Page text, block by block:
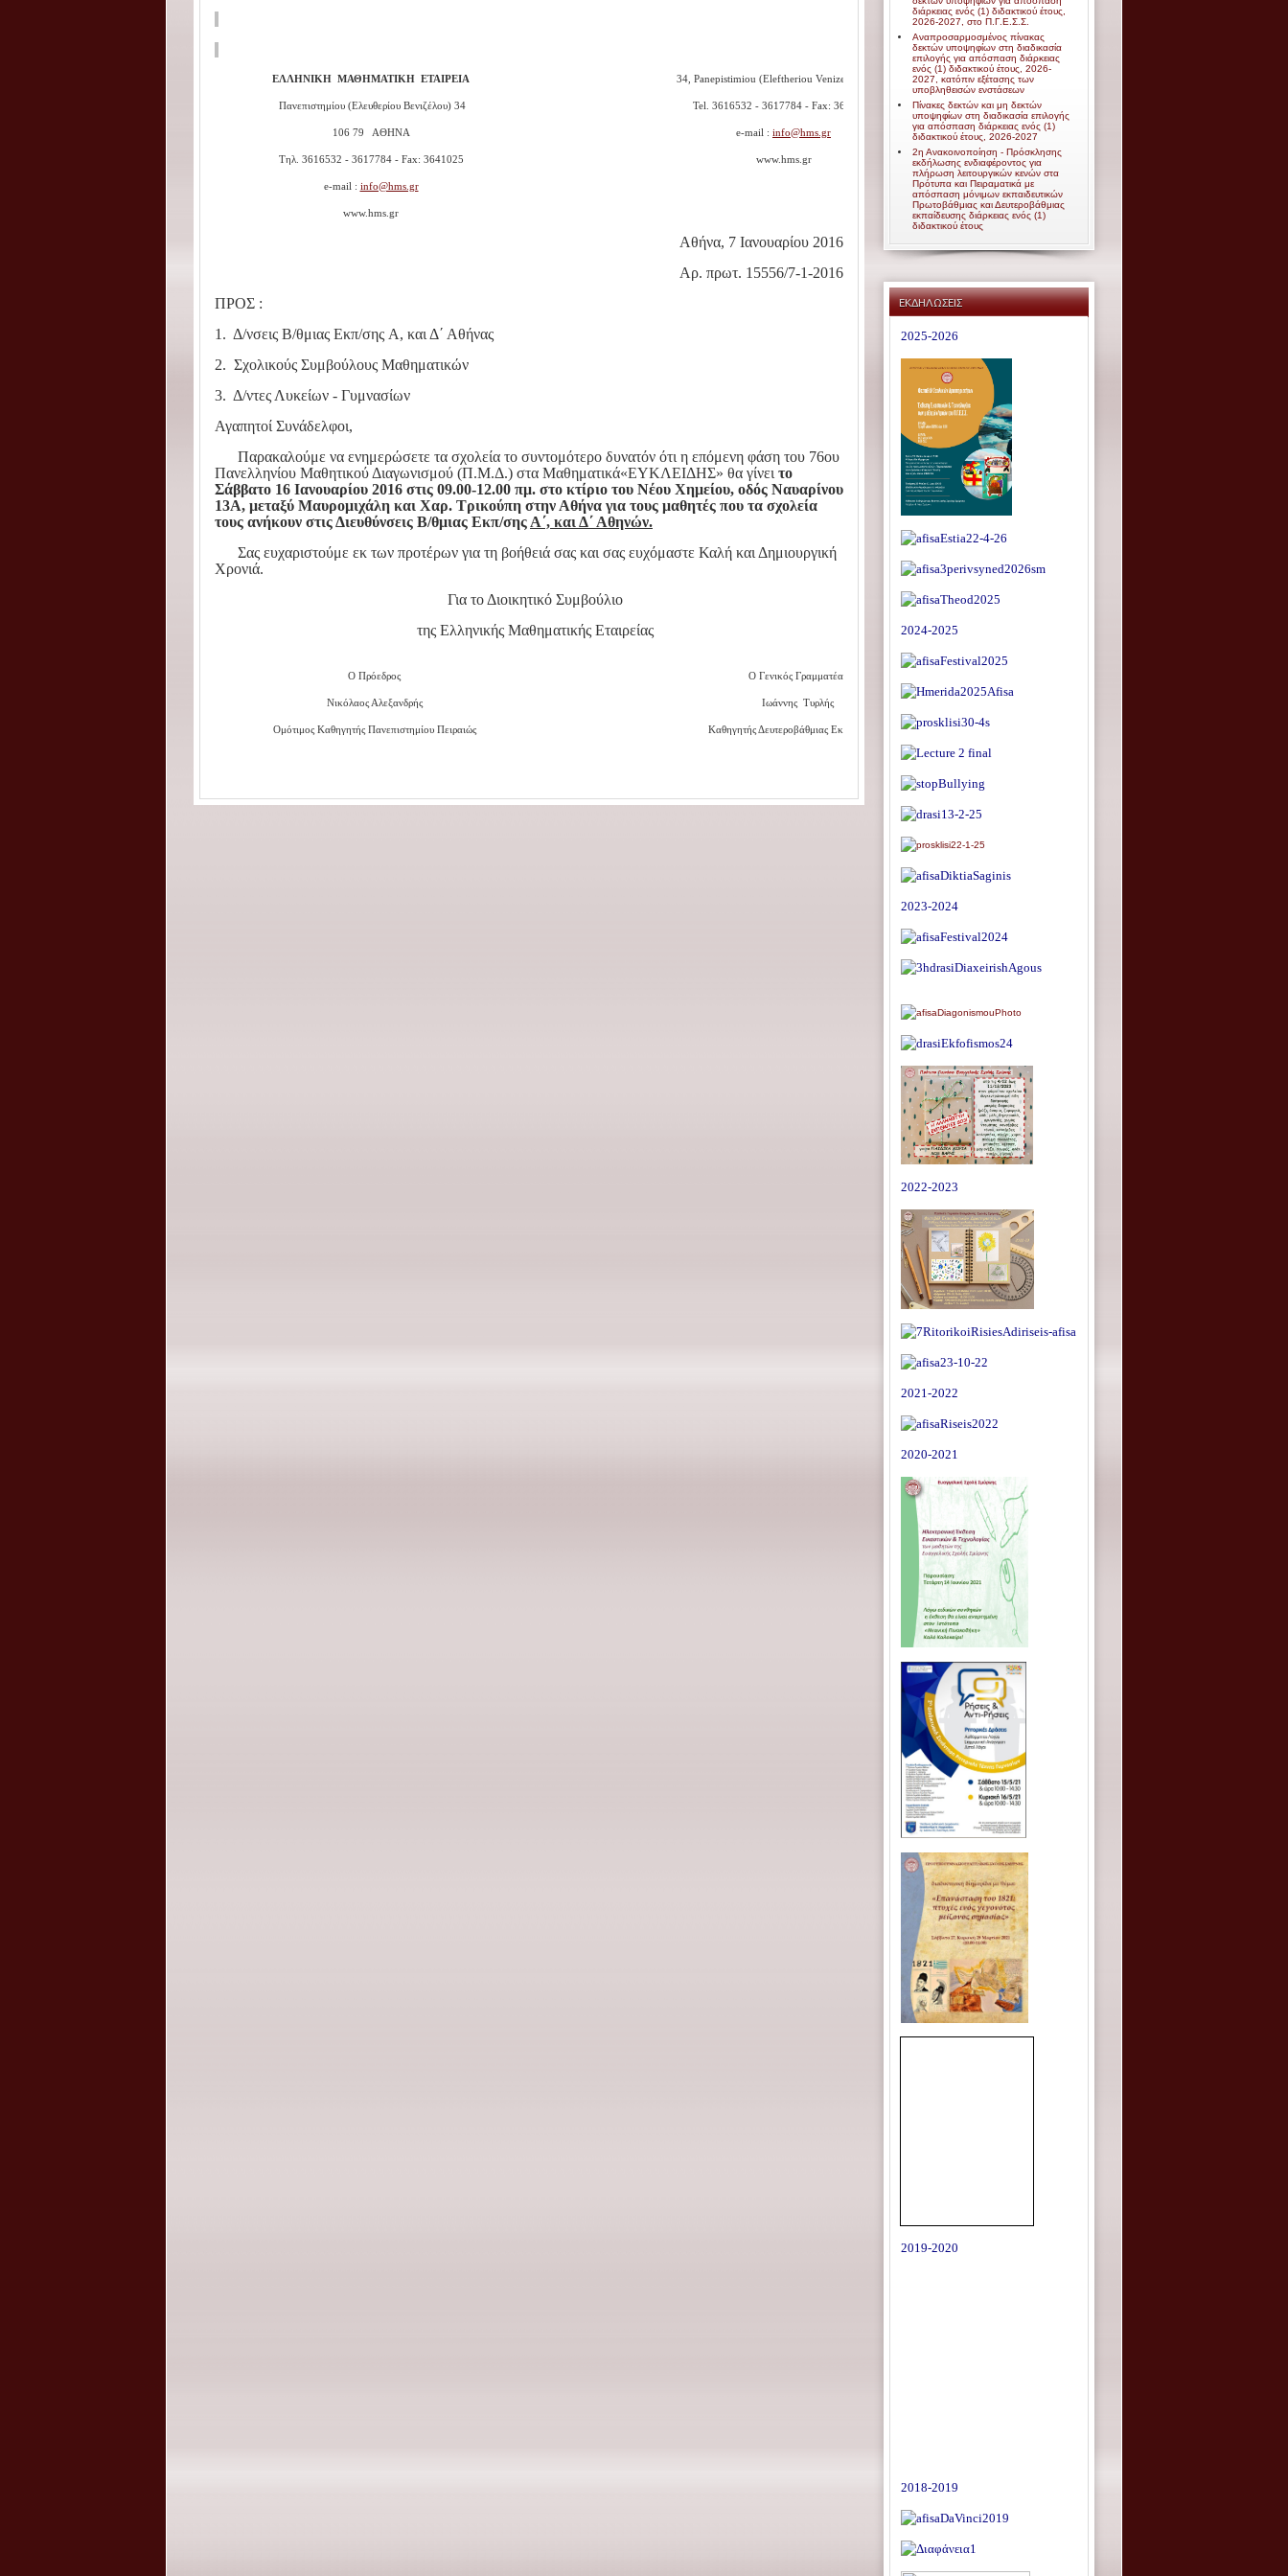
ΕΛΛΗΝΙΚΗ ΜΑΘΗΜΑΤΙΚΗ ΕΤΑΙΡΕΙΑ
Πανεπιστημίου (Ελευθερίου Βενιζέλου) 34
106 79 ΑΘΗΝΑ
Τηλ. 3616532 - 3617784 - Fax: 3641025
e-mail : info@hms.gr
www.hms.gr
34, Panepistimiou (Εleftheriou Venizelou) Street
Tel. 3616532 - 3617784 - Fax: 3641025
e-mail : info@hms.gr
www.hms.gr
Αθήνα, 7 Ιανουαρίου 2016
Αρ. πρωτ. 15556/7-1-2016
ΠΡΟΣ :
1. Δ/νσεις Β/θμιας Εκπ/σης A, και Δ΄ Αθήνας
2. Σχολικούς Συμβούλους Μαθηματικών
3. Δ/ντες Λυκείων - Γυμνασίων
Αγαπητοί Συνάδελφοι,
Παρακαλούμε να ενημερώσετε τα σχολεία το συντομότερο δυνατόν ότι η επόμενη φάση του 76ου
Πανελληνίου Μαθητικού Διαγωνισμού (Π.Μ.Δ.) στα Μαθηματικά«ΕΥΚΛΕΙΔΗΣ» θα γίνει το
Σάββατο 16 Ιανουαρίου 2016 στις 09.00-12.00 πμ. στο κτίριο του Νέου Χημείου, οδός Ναυαρίνου
13Α, μεταξύ Μαυρομιχάλη και Χαρ. Τρικούπη στην Αθήνα για τους μαθητές που τα σχολεία
τους ανήκουν στις Διευθύνσεις Β/θμιας Εκπ/σης Α΄, και Δ΄ Αθηνών.
Σας ευχαριστούμε εκ των προτέρων για τη βοήθειά σας και σας ευχόμαστε Καλή και Δημιουργική
Χρονιά.
Για το Διοικητικό Συμβούλιο
της Ελληνικής Μαθηματικής Εταιρείας
Ο Πρόεδρος
Νικόλαος Αλεξανδρής
Ομότιμος Καθηγητής Πανεπιστημίου Πειραιώς
Ο Γενικός Γραμματέας
Ιωάννης Τυρλής
Καθηγητής Δευτεροβάθμιας Εκπαίδευσης
διάρκειας ενός (1) διδακτικού έτους,
2026-2027, στο Π.Γ.Ε.Σ.Σ.
Αναπροσαρμοσμένος πίνακας
δεκτών υποψηφίων στη διαδικασία
επιλογής για απόσπαση διάρκειας
ενός (1) διδακτικού έτους, 2026-
2027, κατόπιν εξέτασης των
υποβληθεισών ενστάσεων
Πίνακες δεκτών και μη δεκτών
υποψηφίων στη διαδικασία επιλογής
για απόσπαση διάρκειας ενός (1)
διδακτικού έτους, 2026-2027
2η Ανακοινοποίηση - Πρόσκλησης
εκδήλωσης ενδιαφέροντος για
πλήρωση λειτουργικών κενών στα
Πρότυπα και Πειραματικά με
απόσπαση μόνιμων εκπαιδευτικών
Πρωτοβάθμιας και Δευτεροβάθμιας
εκπαίδευσης διάρκειας ενός (1)
διδακτικού έτους
ΕΚΔΗΛΩΣΕΙΣ
2025-2026
2024-2025
2023-2024
2022-2023
2021-2022
2020-2021
2019-2020